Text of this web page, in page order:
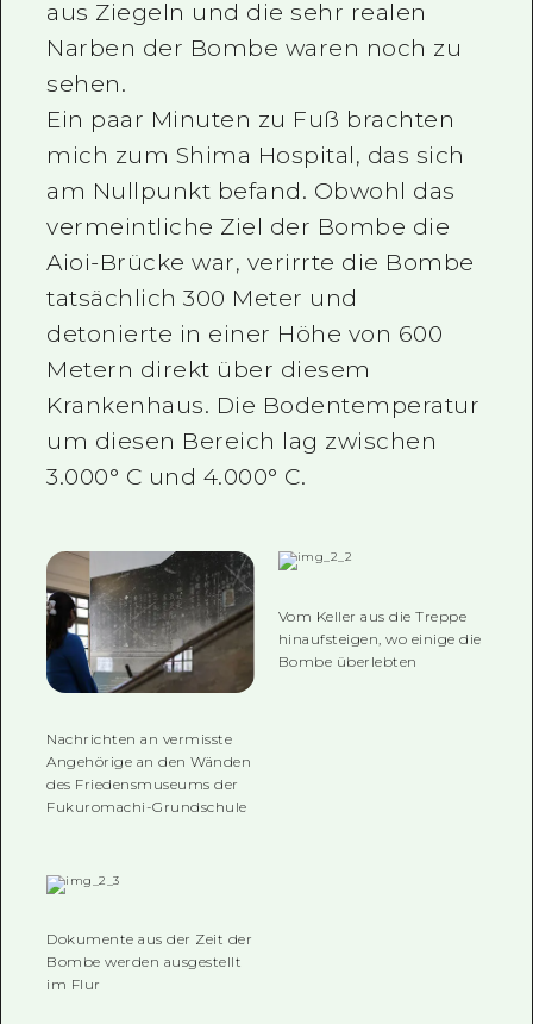
aus Ziegeln und die sehr realen
Narben der Bombe waren noch zu
sehen.
Ein paar Minuten zu Fuß brachten
mich zum Shima Hospital, das sich
am Nullpunkt befand. Obwohl das
vermeintliche Ziel der Bombe die
Aioi-Brücke war, verirrte die Bombe
tatsächlich 300 Meter und
detonierte in einer Höhe von 600
Metern direkt über diesem
Krankenhaus. Die Bodentemperatur
um diesen Bereich lag zwischen
3.000° C und 4.000° C.
Nachrichten an vermisste
Angehörige an den Wänden
des Friedensmuseums der
Fukuromachi-Grundschule
Vom Keller aus die Treppe
hinaufsteigen, wo einige die
Bombe überlebten
Dokumente aus der Zeit der
Bombe werden ausgestellt
im Flur